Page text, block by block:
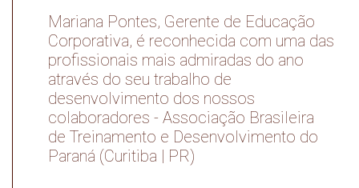
Mariana Pontes, Gerente de Educação
Corporativa, é reconhecida com uma das
profissionais mais admiradas do ano
através do seu trabalho de
desenvolvimento dos nossos
colaboradores - Associação Brasileira
de Treinamento e Desenvolvimento do
Paraná (Curitiba | PR)